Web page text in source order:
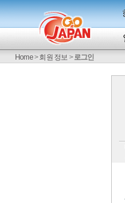
Home>회원 정보 >로그인